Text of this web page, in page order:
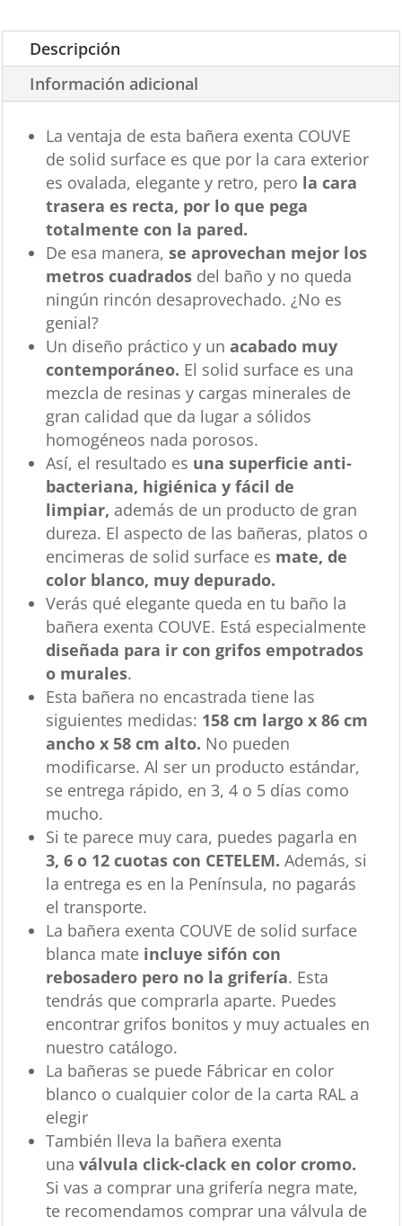
Descripción
Información adicional
La ventaja de esta bañera exenta COUVE
de solid surface es que por la cara exterior
es ovalada, elegante y retro, pero la cara
trasera es recta, por lo que pega
totalmente con la pared.
De esa manera, se aprovechan mejor los
metros cuadrados del baño y no queda
ningún rincón desaprovechado. ¿No es
genial?
Un diseño práctico y unacabado muy
contemporáneo. El solid surface es una
mezcla de resinas y cargas minerales de
gran calidad que da lugar a sólidos
homogéneos nada porosos.
Así, el resultado es una superficie anti-
bacteriana, higiénica y fácil de
limpiar, además de un producto de gran
dureza. El aspecto de las bañeras, platos o
encimeras de solid surface es mate, de
color blanco, muy depurado.
Verás qué elegante queda en tu baño la
bañera exenta COUVE. Está especialmente
diseñada para ir con grifos empotrados
o murales.
Esta bañera no encastrada tiene las
siguientes medidas: 158 cm largo x 86 cm
ancho x 58 cm alto. No pueden
modificarse. Al ser un producto estándar,
se entrega rápido, en 3, 4 o 5 días como
mucho.
Si te parece muy cara, puedes pagarla en
3, 6 o 12 cuotas con CETELEM. Además, si
la entrega es en la Península, no pagarás
el transporte.
La bañera exenta COUVE de solid surface
blanca mate incluye sifón con
rebosadero pero no la grifería. Esta
tendrás que comprarla aparte. Puedes
encontrar grifos bonitos y muy actuales en
nuestro catálogo.
La bañeras se puede Fábricar en color
blanco o cualquier color de la carta RAL a
elegir
También lleva la bañera exenta
unaválvula click-clack en color cromo.
Si vas a comprar una grifería negra mate,
te recomendamos comprar una válvula de